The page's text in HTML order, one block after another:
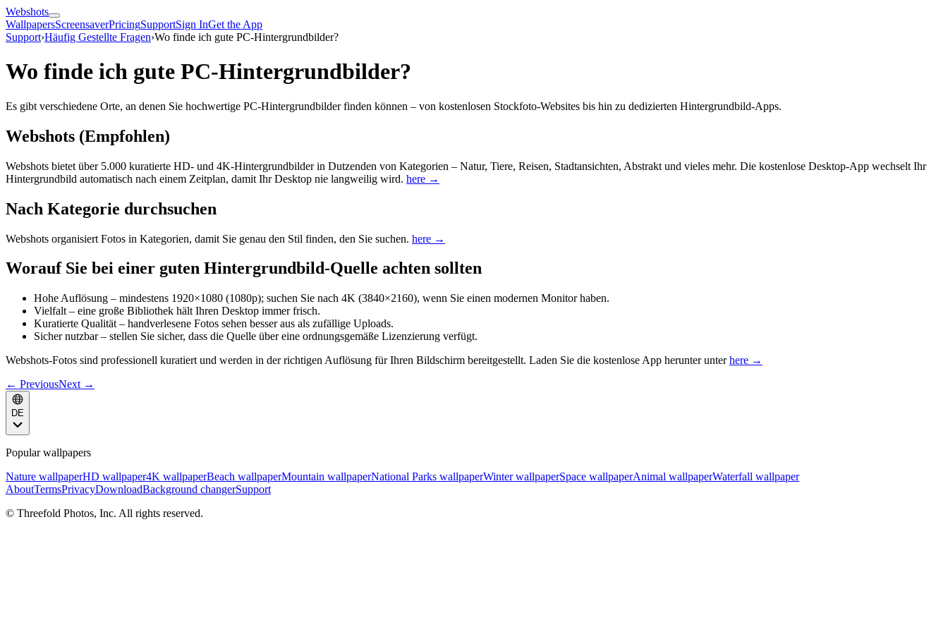
Webshots
WallpapersScreensaverPricingSupportSign InGet the App
Support›Häufig Gestellte Fragen›Wo finde ich gute PC-Hintergrundbilder?
Wo finde ich gute PC-Hintergrundbilder?
Es gibt verschiedene Orte, an denen Sie hochwertige PC-Hintergrundbilder finden können – von kostenlosen Stockfoto-Websites bis hin zu dedizierten Hintergrundbild-Apps.
Webshots (Empfohlen)
Webshots bietet über 5.000 kuratierte HD- und 4K-Hintergrundbilder in Dutzenden von Kategorien – Natur, Tiere, Reisen, Stadtansichten, Abstrakt und vieles mehr. Die kostenlose Desktop-App wechselt Ihr
Hintergrundbild automatisch nach einem Zeitplan, damit Ihr Desktop nie langweilig wird. here →
Nach Kategorie durchsuchen
Webshots organisiert Fotos in Kategorien, damit Sie genau den Stil finden, den Sie suchen. here →
Worauf Sie bei einer guten Hintergrundbild-Quelle achten sollten
Hohe Auflösung – mindestens 1920×1080 (1080p); suchen Sie nach 4K (3840×2160), wenn Sie einen modernen Monitor haben.
Vielfalt – eine große Bibliothek hält Ihren Desktop immer frisch.
Kuratierte Qualität – handverlesene Fotos sehen besser aus als zufällige Uploads.
Sicher nutzbar – stellen Sie sicher, dass die Quelle über eine ordnungsgemäße Lizenzierung verfügt.
Webshots-Fotos sind professionell kuratiert und werden in der richtigen Auflösung für Ihren Bildschirm bereitgestellt. Laden Sie die kostenlose App herunter unterhere →
← PreviousNext →
DE
Popular wallpapers
Nature wallpaperHD wallpaper4K wallpaperBeach wallpaperMountain wallpaperNational Parks wallpaperWinter wallpaperSpace wallpaperAnimal wallpaperWaterfall wallpaper
AboutTermsPrivacyDownloadBackground changerSupport
© Threefold Photos, Inc. All rights reserved.